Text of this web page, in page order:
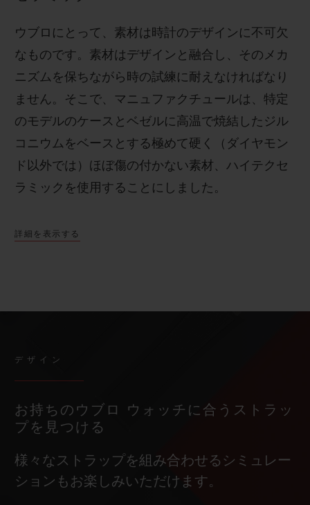
ウブロにとって、素材は時計のデザインに不可欠
なものです。素材はデザインと融合し、そのメカ
ニズムを保ちながら時の試練に耐えなければなり
ません。そこで、マニュファクチュールは、特定
のモデルのケースとベゼルに高温で焼結したジル
コニウムをベースとする極めて硬く（ダイヤモン
ド以外では）ほぼ傷の付かない素材、ハイテクセ
ラミックを使用することにしました。
詳細を表示する
デザイン
お持ちのウブロ ウォッチに合うストラッ
プを見つける
様々なストラップを組み合わせるシミュレー
ションもお楽しみいただけます。